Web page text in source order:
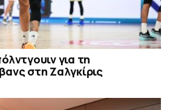
για τη
στη Ζαλγκίρις